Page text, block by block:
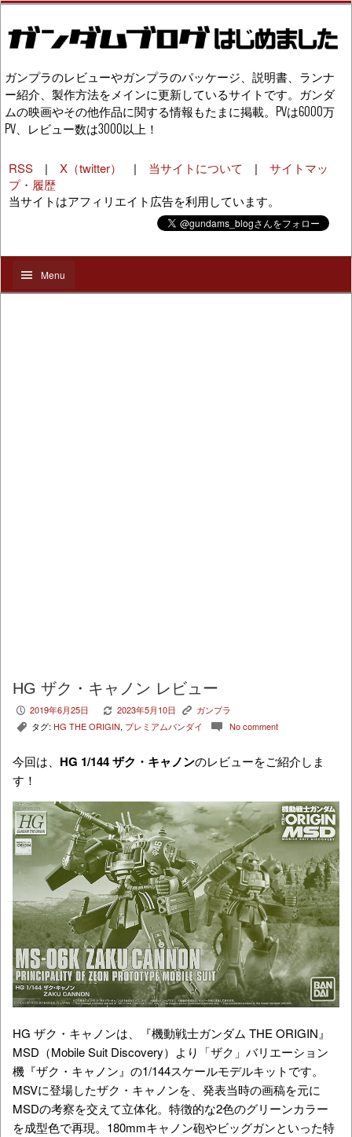
ガンプラのレビューやガンプラのパッケージ、説明書、ランナ
ー紹介、製作方法をメインに更新しているサイトです。ガンダ
ムの映画やその他作品に関する情報もたまに掲載。PVは6000万
PV、レビュー数は3000以上！
RSS | X（twitter） | 当サイトについて | サイトマッ
プ・履歴
当サイトはアフィリエイト広告を利用しています。
Menu
HG ザク・キャノン レビュー
P 2019年6月25日 V 2023年5月10日 K ガンプラ
, タグ: HG THE ORIGIN, プレミアムバンダイ c No comment
今回は、 HG 1/144 ザク・キャノンのレビューをご紹介しま
す！
HG ザク・キャノンは、『機動戦士ガンダム THE ORIGIN』
MSD（Mobile Suit Discovery）より「ザク」バリエーション
機『ザク・キャノン』の1/144スケールモデルキットです。
MSVに登場したザク・キャノンを、発表当時の画稿を元に
MSDの考察を交えて立体化。特徴的な2色のグリーンカラー
を成型色で再現。180mmキャノン砲やビッグガンといった特